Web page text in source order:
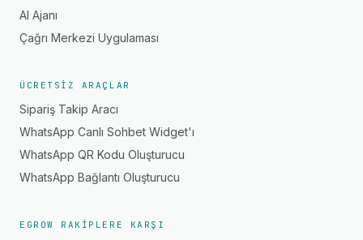
AI Ajanı
Çağrı Merkezi Uygulaması
ÜCRETSIZ ARAÇLAR
Sipariş Takip Aracı
WhatsApp Canlı Sohbet Widget'ı
WhatsApp QR Kodu Oluşturucu
WhatsApp Bağlantı Oluşturucu
EGROW RAKIPLERE KARŞI